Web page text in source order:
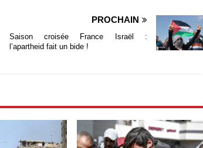
PROCHAIN
Saison croisée France Israël :
l’apartheid fait un bide !